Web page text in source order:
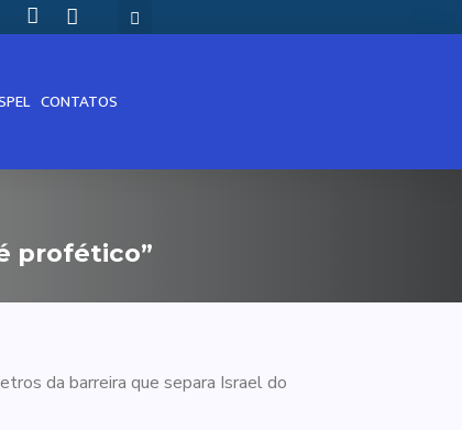
CONTATOS
profético”
da barreira que separa Israel do